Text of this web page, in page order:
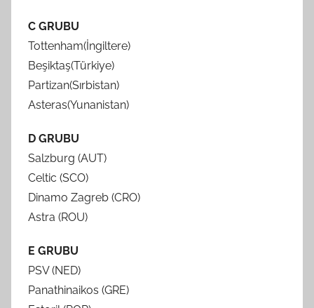
C GRUBU
Tottenham(İngiltere)
Beşiktaş(Türkiye)
Partizan(Sırbistan)
Asteras(Yunanistan)
D GRUBU
Salzburg (AUT)
Celtic (SCO)
Dinamo Zagreb (CRO)
Astra (ROU)
E GRUBU
PSV (NED)
Panathinaikos (GRE)